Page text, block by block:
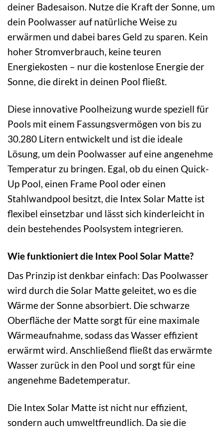
deiner Badesaison. Nutze die Kraft der Sonne, um
dein Poolwasser auf natürliche Weise zu
erwärmen und dabei bares Geld zu sparen. Kein
hoher Stromverbrauch, keine teuren
Energiekosten – nur die kostenlose Energie der
Sonne, die direkt in deinen Pool fließt.
Diese innovative Poolheizung wurde speziell für
Pools mit einem Fassungsvermögen von bis zu
30.280 Litern entwickelt und ist die ideale
Lösung, um dein Poolwasser auf eine angenehme
Temperatur zu bringen. Egal, ob du einen Quick-
Up Pool, einen Frame Pool oder einen
Stahlwandpool besitzt, die Intex Solar Matte ist
flexibel einsetzbar und lässt sich kinderleicht in
dein bestehendes Poolsystem integrieren.
Wie funktioniert die Intex Pool Solar Matte?
Das Prinzip ist denkbar einfach: Das Poolwasser
wird durch die Solar Matte geleitet, wo es die
Wärme der Sonne absorbiert. Die schwarze
Oberfläche der Matte sorgt für eine maximale
Wärmeaufnahme, sodass das Wasser effizient
erwärmt wird. Anschließend fließt das erwärmte
Wasser zurück in den Pool und sorgt für eine
angenehme Badetemperatur.
Die Intex Solar Matte ist nicht nur effizient,
sondern auch umweltfreundlich. Da sie die